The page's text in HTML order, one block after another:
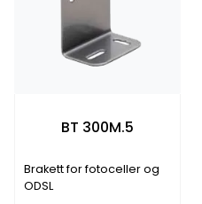
BT 300M.5
Brakett for fotoceller og
ODSL